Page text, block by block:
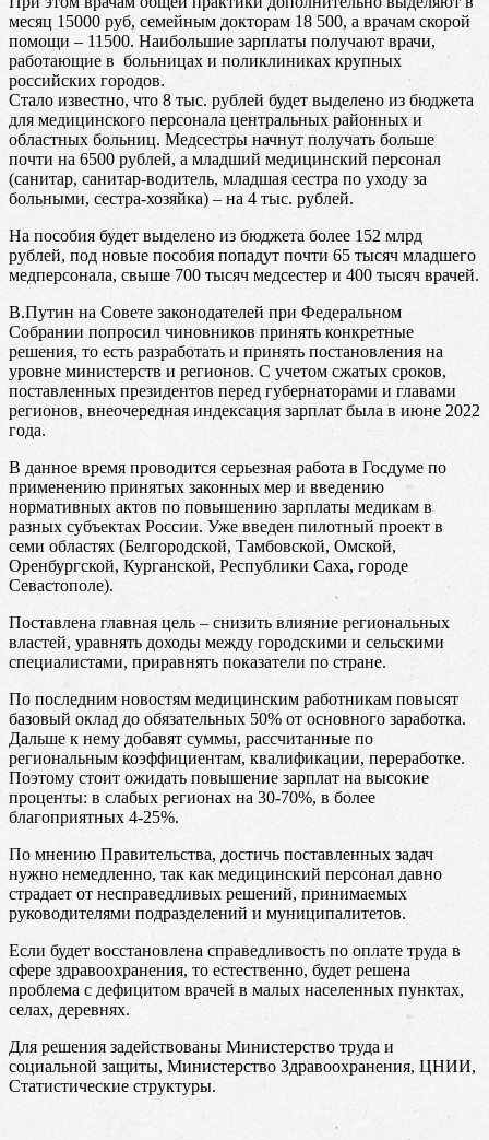
месяц 15000 руб, семейным докторам 18 500, а врачам скорой
помощи – 11500. Наибольшие зарплаты получают врачи,
работающие в больницах и поликлиниках крупных
российских городов.
Стало известно, что 8 тыс. рублей будет выделено из бюджета
для медицинского персонала центральных районных и
областных больниц. Медсестры начнут получать больше
почти на 6500 рублей, а младший медицинский персонал
(санитар, санитар-водитель, младшая сестра по уходу за
больными, сестра-хозяйка) – на 4 тыс. рублей.
На пособия будет выделено из бюджета более 152 млрд
рублей, под новые пособия попадут почти 65 тысяч младшего
медперсонала, свыше 700 тысяч медсестер и 400 тысяч врачей.
В.Путин на Совете законодателей при Федеральном
Собрании попросил чиновников принять конкретные
решения, то есть разработать и принять постановления на
уровне министерств и регионов. С учетом сжатых сроков,
поставленных президентов перед губернаторами и главами
регионов, внеочередная индексация зарплат была в июне 2022
года.
В данное время проводится серьезная работа в Госдуме по
применению принятых законных мер и введению
нормативных актов по повышению зарплаты медикам в
разных субъектах России. Уже введен пилотный проект в
семи областях (Белгородской, Тамбовской, Омской,
Оренбургской, Курганской, Республики Саха, городе
Севастополе).
Поставлена главная цель – снизить влияние региональных
властей, уравнять доходы между городскими и сельскими
специалистами, приравнять показатели по стране.
По последним новостям медицинским работникам повысят
базовый оклад до обязательных 50% от основного заработка.
Дальше к нему добавят суммы, рассчитанные по
региональным коэффициентам, квалификации, переработке.
Поэтому стоит ожидать повышение зарплат на высокие
проценты: в слабых регионах на 30-70%, в более
благоприятных 4-25%.
По мнению Правительства, достичь поставленных задач
нужно немедленно, так как медицинский персонал давно
страдает от несправедливых решений, принимаемых
руководителями подразделений и муниципалитетов.
Если будет восстановлена справедливость по оплате труда в
сфере здравоохранения, то естественно, будет решена
проблема с дефицитом врачей в малых населенных пунктах,
селах, деревнях.
Для решения задействованы Министерство труда и
социальной защиты, Министерство Здравоохранения, ЦНИИ,
Статистические структуры.